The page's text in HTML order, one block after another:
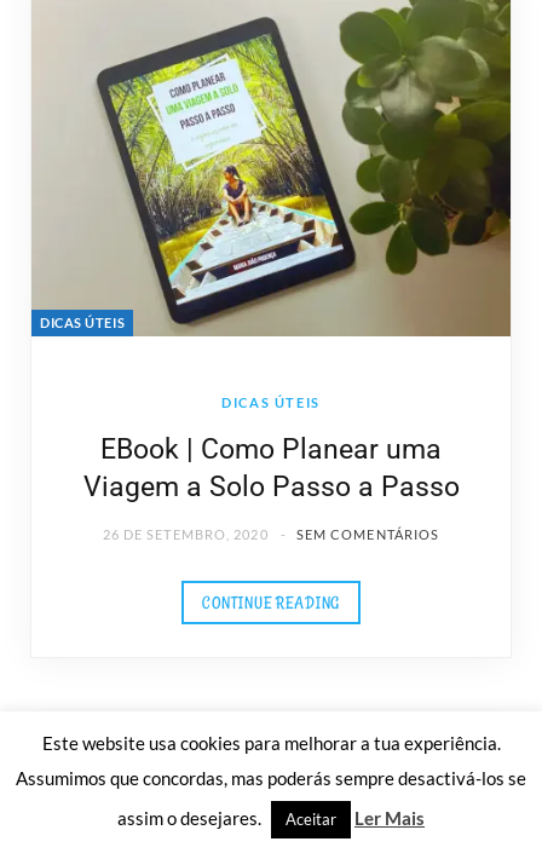
DICAS ÚTEIS
DICAS ÚTEIS
EBook | Como Planear uma
Viagem a Solo Passo a Passo
26 DE SETEMBRO, 2020 SEM COMENTÁRIOS
CONTINUE READING
Este website usa cookies para melhorar a tua experiência.
Assumimos que concordas, mas poderás sempre desactivá-los se
assim o desejares.
Aceitar Ler Mais